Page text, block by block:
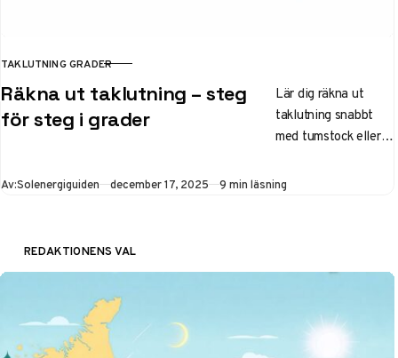
KATEGORI
TAKLUTNING GRADER
Räkna ut taklutning – steg
för steg i grader
Lär dig räkna ut
taklutning snabbt
med tumstock eller
Konvertera cm till
Av:Solenergiguiden Publicerad
december 17, 2025 9 min läsning
REDAKTIONENS VAL